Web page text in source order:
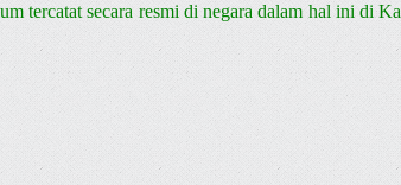
tercatat secara resmi di negara dalam hal ini di